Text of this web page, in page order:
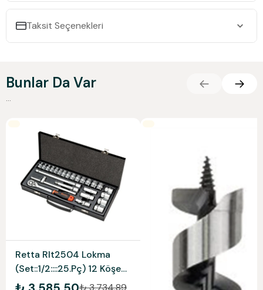
Taksit Seçenekleri
Bunlar Da Var
...
Retta Rlt2504 Lokma
(Set::1/2::::25.Pç) 12 Köşe
Inch Ret
₺ 3,734.89